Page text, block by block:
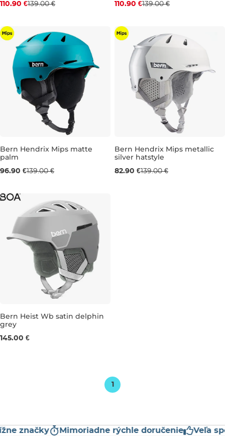
110.90 €139.00 € 110.90 €139.00 €
Výpredaj -30 %
Bern Hendrix Mips matte
palm
96.90 €139.00 €
Výpredaj -40 %
Bern Hendrix Mips metallic
silver hatstyle
82.90 €139.00 €
M
Bern Heist Wb satin delphin
grey
145.00 €
1
značky Mimoriadne rýchle doručenie Veľa